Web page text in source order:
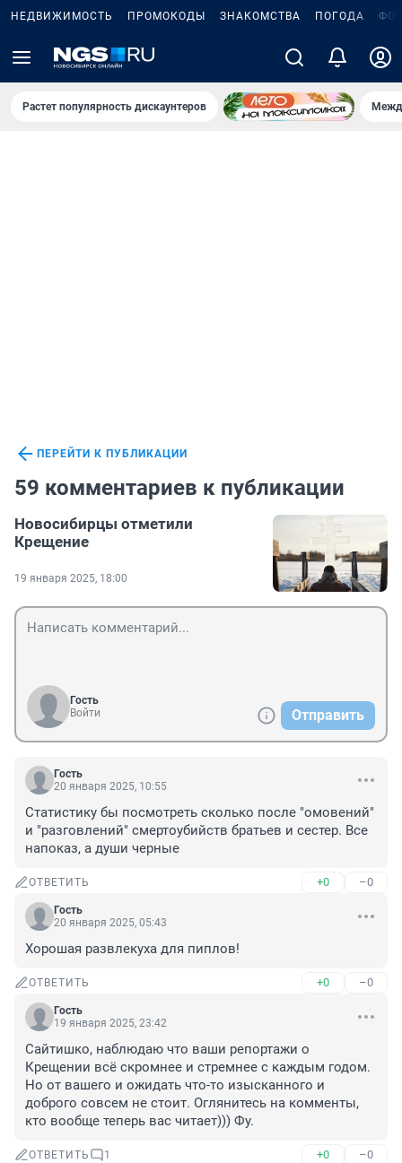
НЕДВИЖИМОСТЬ ПРОМОКОДЫ ЗНАКОМСТВА ПОГОДА
Растет популярность дискаунтеров
ПЕРЕЙТИ К ПУБЛИКАЦИИ
59 комментариев к публикации
Новосибирцы отметили
Крещение
19 января 2025, 18:00
Гость
Войти
Отправить
Гость
20 января 2025, 10:55
Статистику бы посмотреть сколько после "омовений"
и "разговлений" смертоубийств братьев и сестер. Все
напоказ, а души черные
ОТВЕТИТЬ +0 –0
Гость
20 января 2025, 05:43
Хорошая развлекуха для пиплов!
ОТВЕТИТЬ +0 –0
Гость
19 января 2025, 23:42
Сайтишко, наблюдаю что ваши репортажи о
Крещении всё скромнее и стремнее с каждым годом.
Но от вашего и ожидать что-то изысканного и
доброго совсем не стоит. Оглянитесь на комменты,
кто вообще теперь вас читает))) Фу.
ОТВЕТИТЬ 1 +0 –0